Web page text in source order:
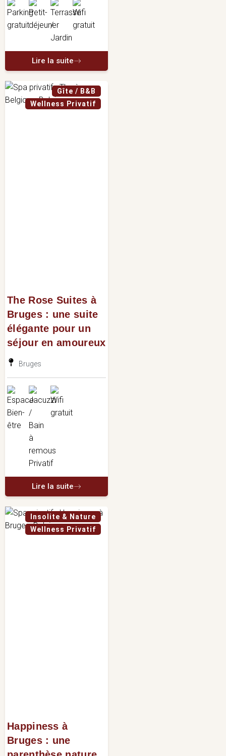
Lire la suite
Gîte / B&B
Wellness Privatif
The Rose Suites à
Bruges : une suite
élégante pour un
séjour en amoureux
Bruges
Lire la suite
Insolite & Nature
Wellness Privatif
Happiness à
Bruges : une